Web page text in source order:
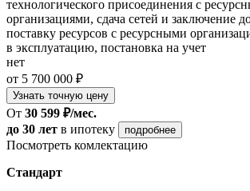
технологического присоединения с
организациями, сдача сетей и заключение
поставку ресурсов с ресурсными
в эксплуатацию, постановка на учет
нет
от 5 700 000 ₽
Узнать точную цену
От 30 599 ₽/мес.
до 30 лет в ипотеку подробнее
Посмотреть комлектацию
Стандарт